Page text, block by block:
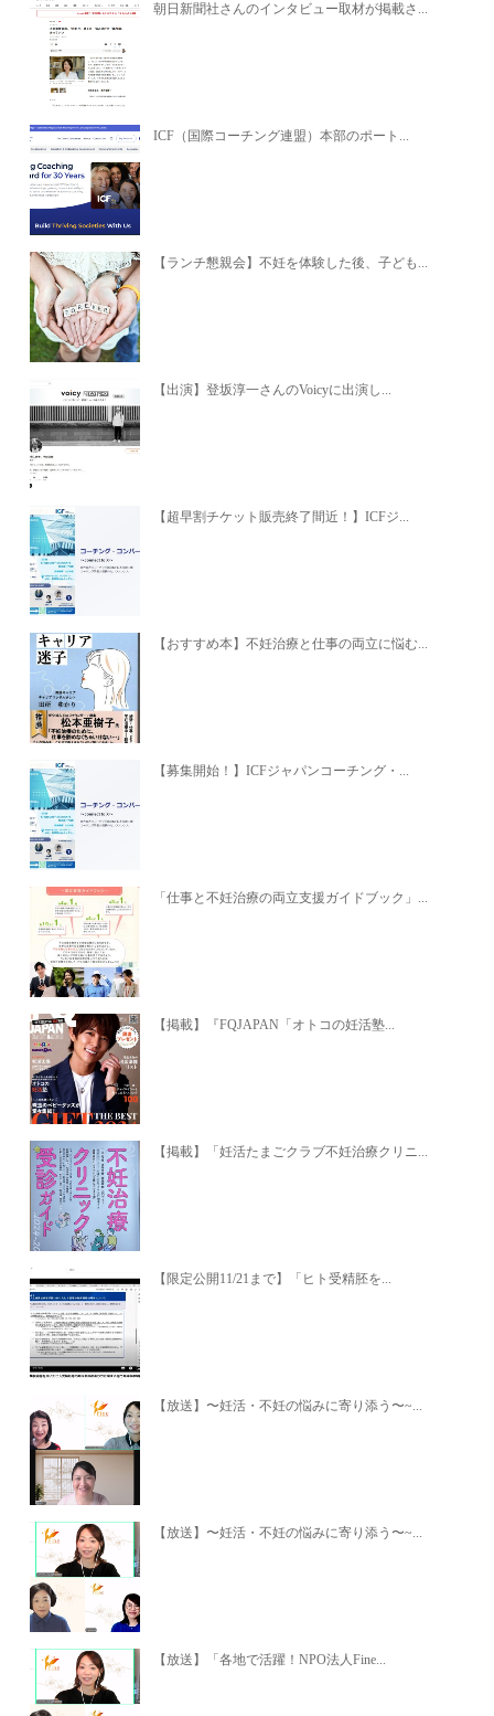
朝日新聞社さんのインタビュー取材が掲載さ...
ICF（国際コーチング連盟）本部のポート...
【ランチ懇親会】不妊を体験した後、子ども...
【出演】登坂淳一さんのVoicyに出演し...
【超早割チケット販売終了間近！】ICFジ...
【おすすめ本】不妊治療と仕事の両立に悩む...
【募集開始！】ICFジャパンコーチング・...
「仕事と不妊治療の両立支援ガイドブック」...
【掲載】『FQJAPAN「オトコの妊活塾...
【掲載】「妊活たまごクラブ不妊治療クリニ...
【限定公開11/21まで】「ヒト受精胚を...
【放送】〜妊活・不妊の悩みに寄り添う〜~...
【放送】〜妊活・不妊の悩みに寄り添う〜~...
【放送】「各地で活躍！NPO法人Fine...